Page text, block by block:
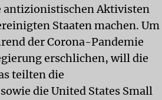
antizionistischen Aktivisten
Staaten machen. Um
der Corona-Pandemie
erschlichen, will die
teilten die
die United States Small